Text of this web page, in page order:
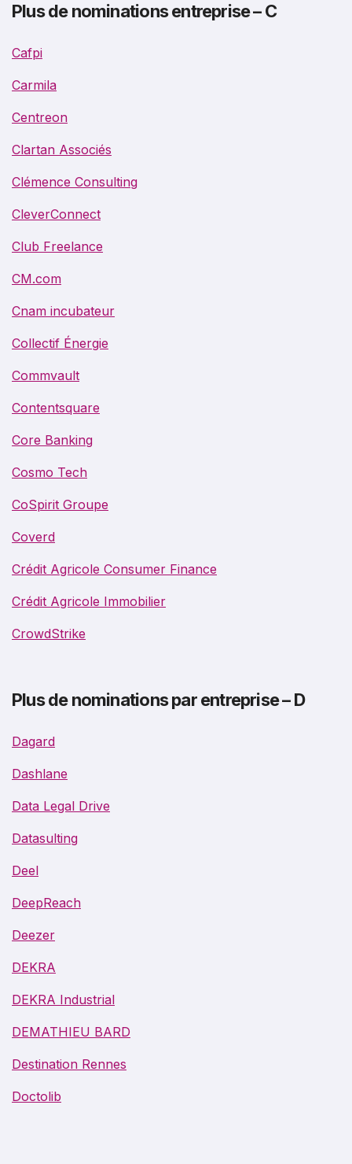
Plus de nominations entreprise – C
Cafpi
Carmila
Centreon
Clartan Associés
Clémence Consulting
CleverConnect
Club Freelance
CM.com
Cnam incubateur
Collectif Énergie
Commvault
Contentsquare
Core Banking
Cosmo Tech
CoSpirit Groupe
Coverd
Crédit Agricole Consumer Finance
Crédit Agricole Immobilier
CrowdStrike
Plus de nominations par entreprise – D
Dagard
Dashlane
Data Legal Drive
Datasulting
Deel
DeepReach
Deezer
DEKRA
DEKRA Industrial
DEMATHIEU BARD
Destination Rennes
Doctolib